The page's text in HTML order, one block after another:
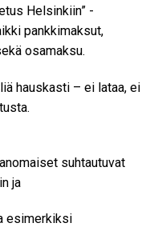
Helsinkiin” -
pankkimaksut,
osamaksu.
hauskasti – ei lataa, ei
suhtautuvat
ja
esimerkiksi